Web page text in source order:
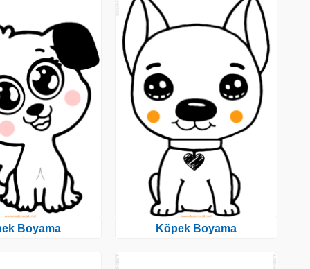
Boyama Köpek Boyama